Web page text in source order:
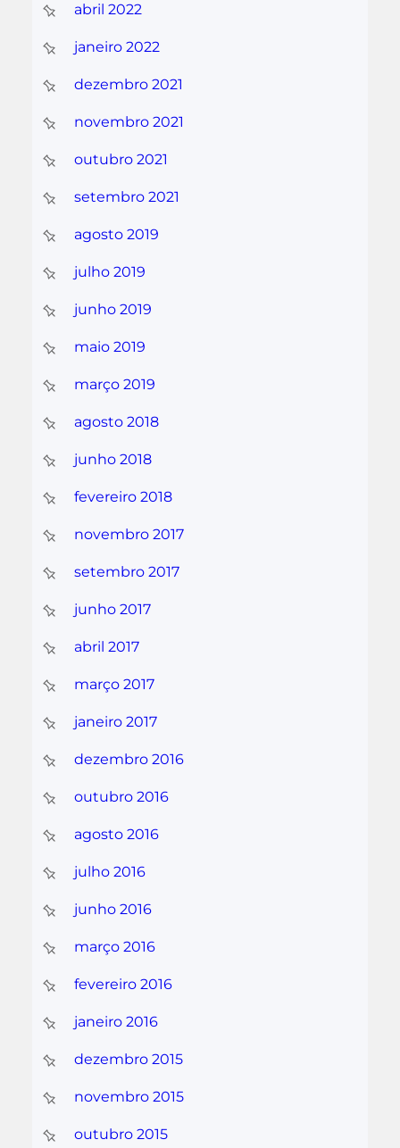
abril 2022
janeiro 2022
dezembro 2021
novembro 2021
outubro 2021
setembro 2021
agosto 2019
julho 2019
junho 2019
maio 2019
março 2019
agosto 2018
junho 2018
fevereiro 2018
novembro 2017
setembro 2017
junho 2017
abril 2017
março 2017
janeiro 2017
dezembro 2016
outubro 2016
agosto 2016
julho 2016
junho 2016
março 2016
fevereiro 2016
janeiro 2016
dezembro 2015
novembro 2015
outubro 2015